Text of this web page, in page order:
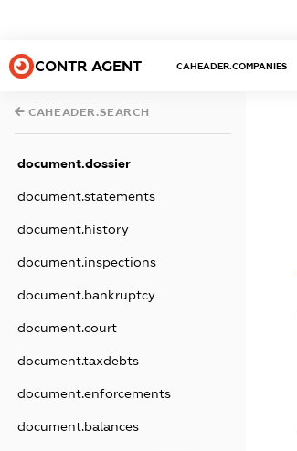
CONTR AGENT CAHEADER.COMPANIES
CAHEADER.SEARCH
document.dossier
document.statements
document.history
document.inspections
document.bankruptcy
document.court
document.taxdebts
document.enforcements
document.balances